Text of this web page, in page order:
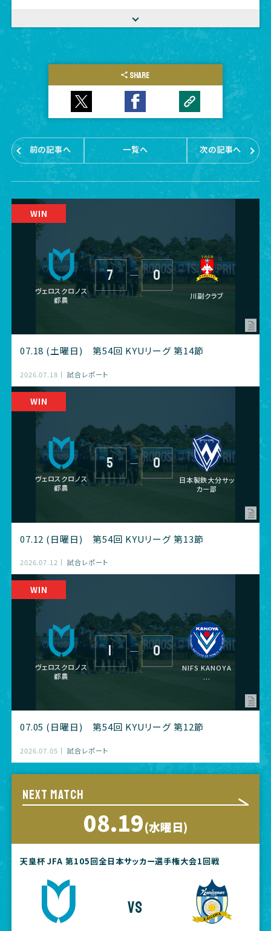
にして成長し続けていきます。本日もアウェーの地まで足を運び、
最後までチームを支えてくれたサポーター・ファンの皆様、ありがと
うございました。NIFS KANOYA FCの皆様、審判団の皆様、運営し
ていただいた皆様、ありがとうございました。最後に、朝早くから試
合開始ギリギリまで、グランドの状況をよくするためにハードワーク
していただいたNIFS KANOYA FCの皆様に重ねてお礼を申し上げ
SHARE
前の記事へ 一覧へ 次の記事へ
ヴェロスクロノス
都農
7 ― 0
川副クラブ
07.18 (土曜日) 第54回 KYUリーグ 第14節
2026.07.18 試合レポート
ヴェロスクロノス
都農
5 ― 0
日本製鉄大分サッ
カー部
07.12 (日曜日) 第54回 KYUリーグ 第13節
2026.07.12 試合レポート
ヴェロスクロノス
都農
1 ― 0
NIFS KANOYA
...
07.05 (日曜日) 第54回 KYUリーグ 第12節
2026.07.05 試合レポート
NEXT MATCH
08.19(水曜日)
天皇杯 JFA 第105回全日本サッカー選手権大会1回戦
vs